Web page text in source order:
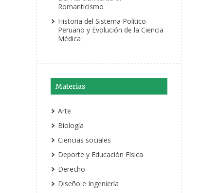
Romanticismo
Historia del Sistema Político
Peruano y Evolución de la Ciencia
Médica
Materias
Arte
Biología
Ciencias sociales
Deporte y Educación Física
Derecho
Diseño e Ingeniería